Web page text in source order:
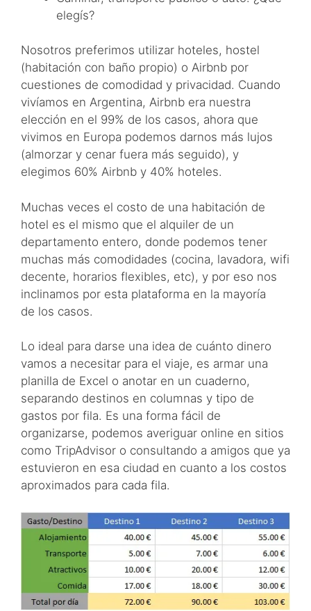
elegís?
Nosotros preferimos utilizar hoteles, hostel
(habitación con baño propio) o Airbnb por
cuestiones de comodidad y privacidad. Cuando
vivíamos en Argentina, Airbnb era nuestra
elección en el 99% de los casos, ahora que
vivimos en Europa podemos darnos más lujos
(almorzar y cenar fuera más seguido), y
elegimos 60% Airbnb y 40% hoteles.
Muchas veces el costo de una habitación de
hotel es el mismo que el alquiler de un
departamento entero, donde podemos tener
muchas más comodidades (cocina, lavadora, wifi
decente, horarios flexibles, etc), y por eso nos
inclinamos por esta plataforma en la mayoría
de los casos.
Lo ideal para darse una idea de cuánto dinero
vamos a necesitar para el viaje, es armar una
planilla de Excel o anotar en un cuaderno,
separando destinos en columnas y tipo de
gastos por fila. Es una forma fácil de
organizarse, podemos averiguar online en sitios
como TripAdvisor o consultando a amigos que ya
estuvieron en esa ciudad en cuanto a los costos
aproximados para cada fila.